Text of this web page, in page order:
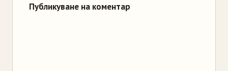
Публикуване на коментар